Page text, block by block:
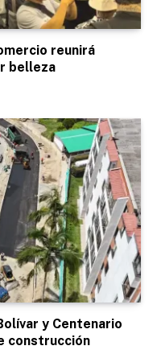
reunirá
belleza
y Centenario
construcción